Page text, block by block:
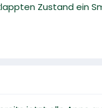
Zustand ein